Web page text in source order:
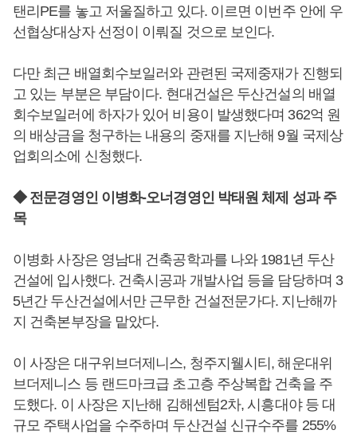
탠리PE를 놓고 저울질하고 있다. 이르면 이번주 안에 우
선협상대상자 선정이 이뤄질 것으로 보인다.
다만 최근 배열회수보일러와 관련된 국제중재가 진행되
고 있는 부분은 부담이다. 현대건설은 두산건설의 배열
회수보일러에 하자가 있어 비용이 발생했다며 362억 원
의 배상금을 청구하는 내용의 중재를 지난해 9월 국제상
업회의소에 신청했다.
◆ 전문경영인 이병화-오너경영인 박태원 체제 성과 주
목
이병화 사장은 영남대 건축공학과를 나와 1981년 두산
건설에 입사했다. 건축시공과 개발사업 등을 담당하며 3
5년간 두산건설에서만 근무한 건설전문가다. 지난해까
지 건축본부장을 맡았다.
이 사장은 대구위브더제니스, 청주지웰시티, 해운대위
브더제니스 등 랜드마크급 초고층 주상복합 건축을 주
도했다. 이 사장은 지난해 김해센텀2차, 시흥대야 등 대
규모 주택사업을 수주하며 두산건설 신규수주를 255%